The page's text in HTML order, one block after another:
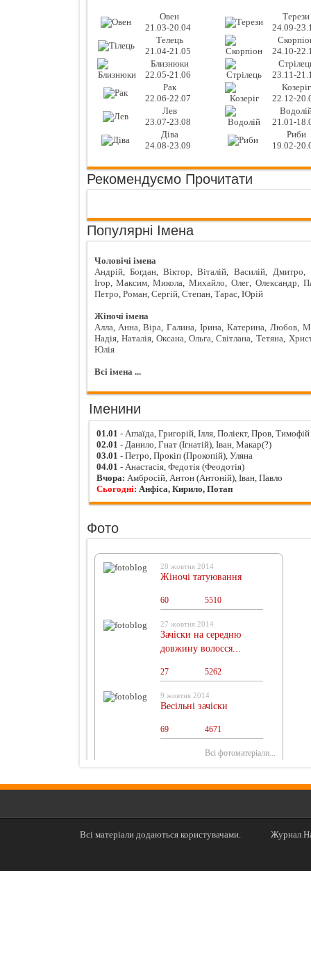
Овен
21.03-20.04
Терези
24.09-
Телець
21.04-21.05
24.10-
Близнюки
22.05-21.06
23.11-
Рак
22.06-22.07
Козеріг
22.12-
Лев
23.07-23.08
21.01-
Діва
24.08-23.09
Риби
19.02-
Рекомендуємо Прочитати
Популярні Імена
Чоловічі імена
Андрій, Богдан, Віктор, Віталій, Василій, Дмитро,
Ігор, Максим, Микола, Михайло, Олег, Олександр,
Петро, Роман, Сергій, Степан, Тарас, Юрій
Жіночі імена
Алла, Анна, Віра, Галина, Ірина, Катерина, Любов,
Надія, Наталія, Оксана, Ольга, Світлана, Тетяна,
Юлія
Всі імена ...
Іменини
01.01 - Аглаїда, Григорій, Ілля, Поліект, Пров, Тимофій
02.01 - Данило, Гнат (Ігнатій), Іван, Макар(?)
03.01 - Петро, Прокіп (Прокопій), Уляна
04.01 - Анастасія, Федотія (Феодотія)
Вчора: Амбросій, Антон (Антоній), Іван, Павло
Сьогодні: Анфіса, Кирило, Потап
Фото
28 жовтня 2014
Жіночі татуювання
60 5510
27 жовтня 2014
Зачіски на середню
довжину волосся...
27 5262
9 жовтня 2014
Весільні зачіски
69 4671
Всі фотоматеріали...
Всі матеріали додаються користувачами. Журнал